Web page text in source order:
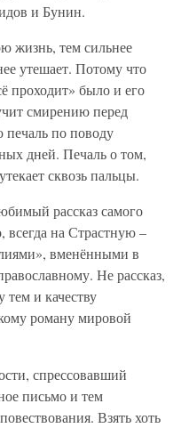
и Бунин.
жизнь, тем сильнее
утешает. Потому что
проходит» было и его
смирению перед
по поводу
дней. Печаль о том,
сквозь пальцы.
рассказ самого
всегда на Страстную –
вменёнными в
Не рассказ,
тем и качеству
роману мировой
спрессовавший
письмо и тем
Взять хоть